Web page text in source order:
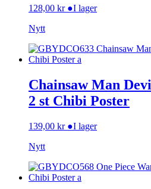
128,00 kr ●I lager
Nytt
Chainsaw Man
2 st Chibi Poster
139,00 kr ●I lager
Nytt